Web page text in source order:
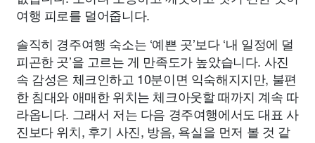
여행 피로를 덜어줍니다.
솔직히 경주여행 숙소는 ‘예쁜 곳’보다 ‘내 일정에 덜
피곤한 곳’을 고르는 게 만족도가 높았습니다. 사진
속 감성은 체크인하고 10분이면 익숙해지지만, 불편
한 침대와 애매한 위치는 체크아웃할 때까지 계속 따
라옵니다. 그래서 저는 다음 경주여행에서도 대표 사
진보다 위치, 후기 사진, 방음, 욕실을 먼저 볼 것 같